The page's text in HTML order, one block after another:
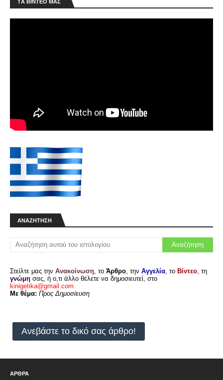
ΤA ΒΙΝΤΕΟ MAΣ
ΑΝΑΖΉΤΗΣΗ
Στείλτε μας την Ανακοίνωση , το Άρθρο , την Αγγελία , το Βίντεο , τη
γνώμη σας, ή ο,τι άλλο θέλετε να δημοσιευτεί, στο
kinigetika@gmail.com
Με θέμα: Προς Δημοσίευση
Ανεβάστε το δικό σας άρθρο!
ΑΡΘΡΑ